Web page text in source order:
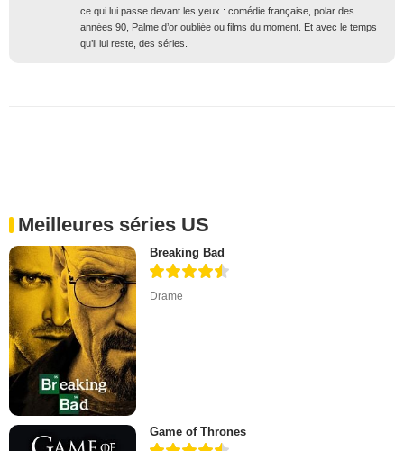
ce qui lui passe devant les yeux : comédie française, polar des
années 90, Palme d’or oubliée ou films du moment. Et avec le temps
qu’il lui reste, des séries.
Meilleures séries US
Breaking Bad
Drame
Game of Thrones